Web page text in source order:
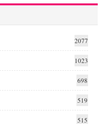
2077
1023
698
519
515